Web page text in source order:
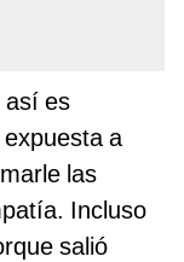
así es
a
las
Incluso
salió